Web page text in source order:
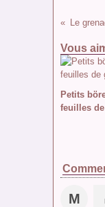
Le
Vous
Petits
feuilles
M